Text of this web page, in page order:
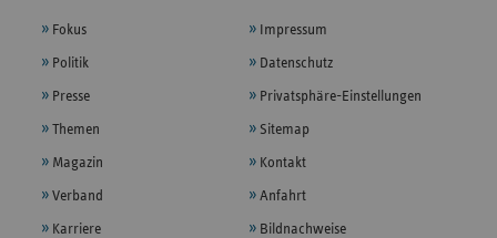
Fokus
Politik
Presse
Themen
Magazin
Verband
Karriere
Impressum
Datenschutz
Privatsphäre-Einstellungen
Sitemap
Kontakt
Anfahrt
Bildnachweise